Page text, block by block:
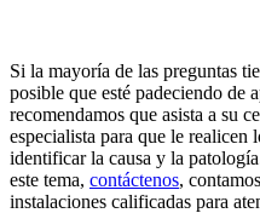
Si la mayoría de las preguntas
posible que esté padeciendo de
recomendamos que asista a su
especialista para que le realicen
identificar la causa y la
este tema, contáctenos,
instalaciones calificadas para